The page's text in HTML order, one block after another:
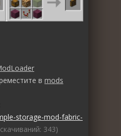
в mods
storage-mod-fabric-
343)